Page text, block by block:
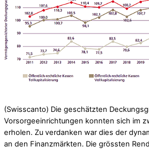
(Swisscanto) Die geschätzten
Vorsorgeeinrichtungen konnten sich im
erholen. Zu verdanken war dies der
an den Finanzmärkten. Die grössten